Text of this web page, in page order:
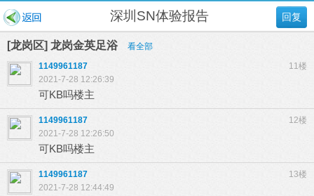
回复
深圳SN体验报告
[龙岗区] 龙岗金英足浴
看全部
11楼
1149961187
2021-7-28 12:26:39
可KB吗楼主
12楼
1149961187
2021-7-28 12:26:50
可KB吗楼主
13楼
1149961187
2021-7-28 12:44:49